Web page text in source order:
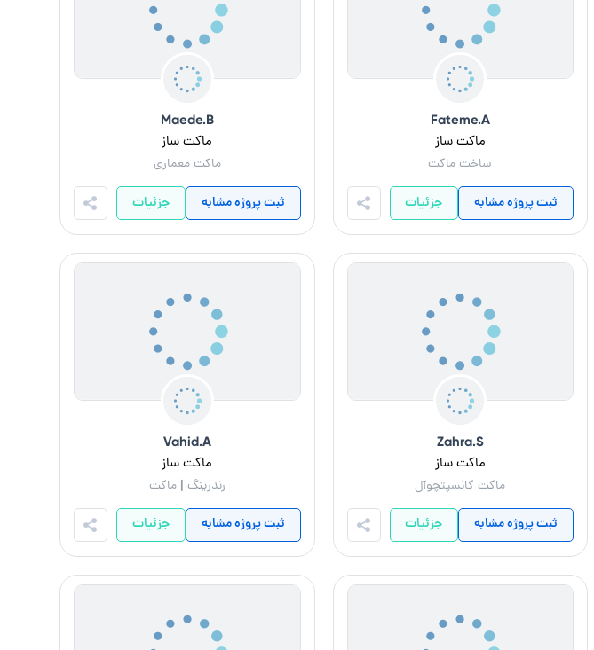
Fateme.A
ماکت ساز
ساخت ماکت
ثبت پروژه مشابه جزئیات
Maede.B
ماکت ساز
ماکت معماری
ثبت پروژه مشابه جزئیات
Zahra.S
ماکت ساز
ماکت کانسپتچوآل
ثبت پروژه مشابه جزئیات
Vahid.A
ماکت ساز
رندرینگ | ماکت
ثبت پروژه مشابه جزئیات